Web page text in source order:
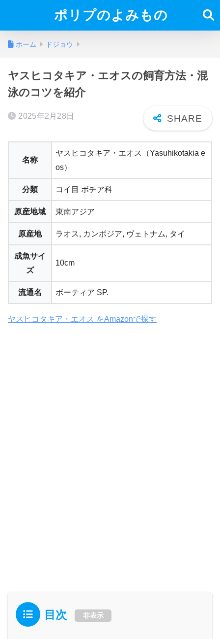
ポリプのよみもの
ホーム ドジョウ
ヤスヒコタキア・エオスの飼育方法・混
泳のコツを紹介
2025年2月28日
名称
ヤスヒコタキア・エオス（Yasuhikotakia e
os）
分類 コイ目 ボチア科
原産地域 東南アジア
原産地 ラオス, カンボジア, ヴェトナム, タイ
成魚サイ
ズ
10cm
流通名 ボーティア SP.
ヤスヒコタキア・エオス をAmazonで探す
目次 非表示